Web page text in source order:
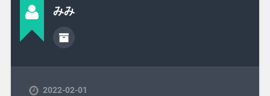
みみ
2022-02-01